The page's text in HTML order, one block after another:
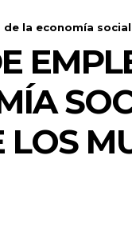
la economía